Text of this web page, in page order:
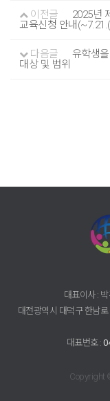
이전글
2025년
교육신청 안내
다음글
유학생
대상 및 범위
대표이사 :
대전광역시 대덕구 한남
대표번호 :
Copyright